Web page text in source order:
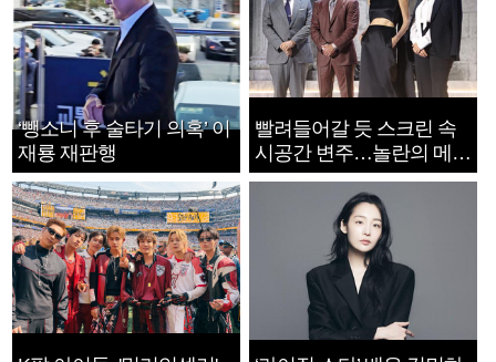
‘뺑소니 후 술타기 의혹’ 이
재룡 재판행
빨려들어갈 듯 스크린 속
시공간 변주…놀란의 메시
지는 ‘전쟁 속죄’